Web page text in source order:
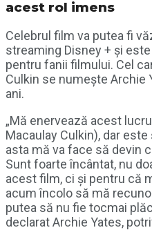
acest rol imens
Celebrul film va putea fi
streaming Disney + și
pentru fanii filmului. Cel
Culkin se numește Archie
ani.
„Mă enervează acest
Macaulay Culkin), dar
asta mă va face să devin
Sunt foarte încântat, nu
acest film, ci și pentru că
acum încolo să mă
putea să nu fie tocmai
declarat Archie Yates,